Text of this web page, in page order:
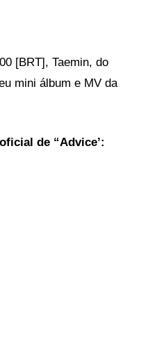
[BRT], Taemin, do
mini álbum e MV da
de “Advice’: